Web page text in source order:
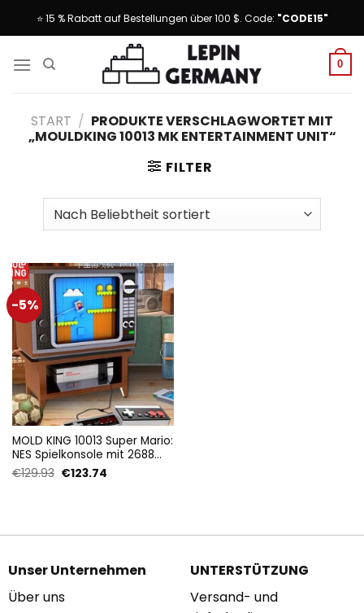
⭐ 15 % Rabatt auf Bestellungen über 100 $. Code: "CODE15"
0
START / PRODUKTE VERSCHLAGWORTET MIT
„MOULDKING 10013 MK ENTERTAINMENT UNIT“
FILTER
-5%
MOLD KING 10013 Super Mario:
NES Spielkonsole mit 2688
Teilen
€129.93 Ursprünglicher
€123.74Aktueller
Unser Unternehmen
Über uns
UNTERSTÜTZUNG
Versand- und